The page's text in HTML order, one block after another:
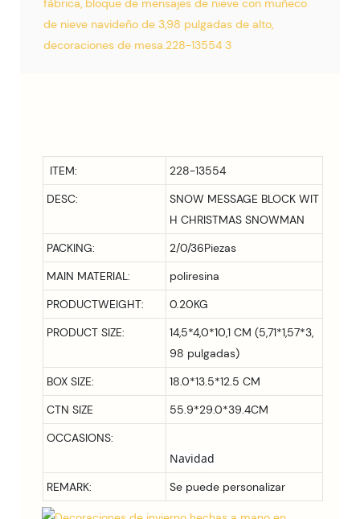
ITEM:
228-13554
DESC:
SNOW MESSAGE BLOCK WIT
H CHRISTMAS SNOWMAN
PACKING:
2/0/36Piezas
MAIN MATERIAL:
poliresina
PRODUCTWEIGHT:
0.20KG
PRODUCT SIZE:
14,5*4,0*10,1 CM (5,71*1,57*3,
98 pulgadas)
BOX SIZE:
18.0*13.5*12.5CM
CTN SIZE
55.9*29.0*39.4CM
OCCASIONS:
REMARK: Se puede personalizar